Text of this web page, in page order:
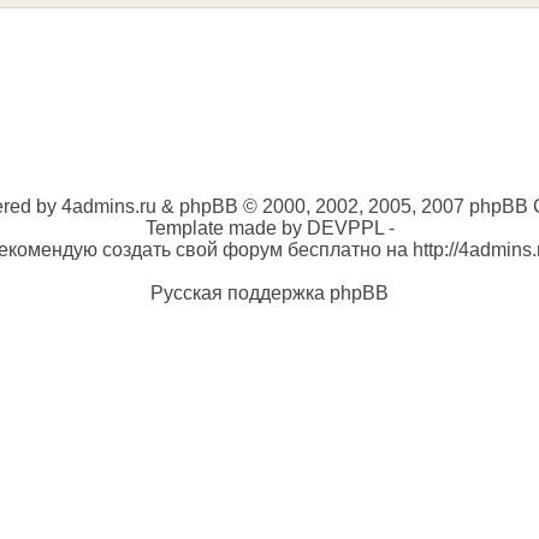
by 4admins.ru & phpBB © 2000, 2002, 2005, 2007 phpBB
Template made by DEVPPL -
создать свой форум бесплатно на http://
Русская поддержка phpBB